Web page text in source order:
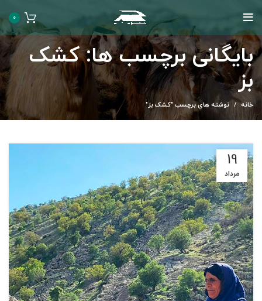
0
بایگانی برچسب ها: کشک
بز
خانه نوشته های برچسب "کشک بز"
19
مرداد